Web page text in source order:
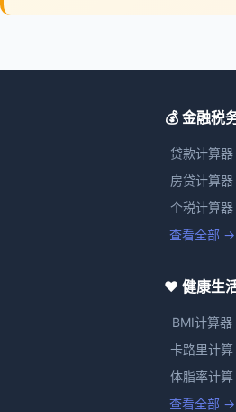
💰 金融税
贷款计算器
房贷计算器
个税计算器
查看全部 →
❤️ 健康生
BMI计算器
卡路里计算
体脂率计算
查看全部 →